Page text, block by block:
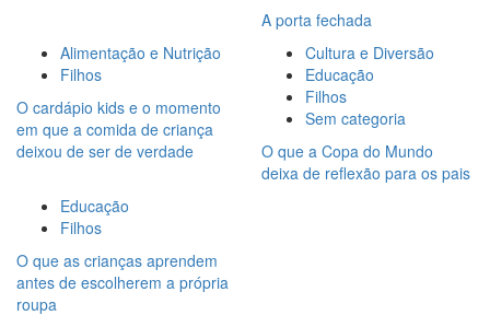
A porta fechada
Alimentação e Nutrição
Filhos
O cardápio kids e o momento
em que a comida de criança
deixou de ser de verdade
Cultura e Diversão
Educação
Filhos
Sem categoria
O que a Copa do Mundo
deixa de reflexão para os pais
Educação
Filhos
O que as crianças aprendem
antes de escolherem a própria
roupa